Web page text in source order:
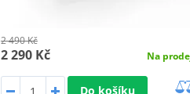
2 490 Kč
2 290 Kč Na
Do košíku